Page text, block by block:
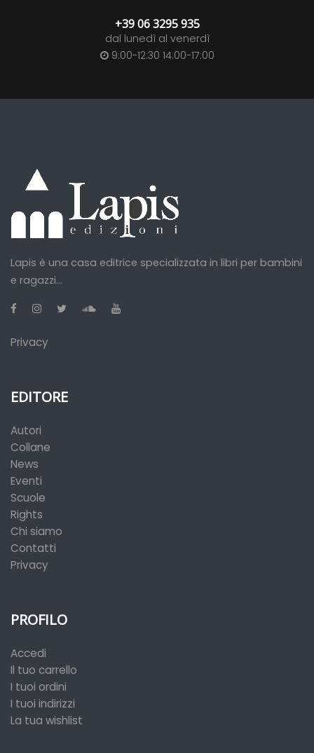
+39 06 3295 935
dal lunedì al venerdì
9:00-12:30 14:00-17:00
Lapis è una casa editrice specializzata in libri per bambini
e ragazzi...
Privacy
EDITORE
Autori
Collane
News
Eventi
Scuole
Rights
Chi siamo
Contatti
Privacy
PROFILO
Accedi
Il tuo carrello
I tuoi ordini
I tuoi indirizzi
La tua wishlist